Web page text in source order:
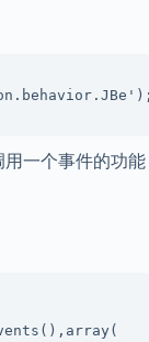
用一个事件的功能